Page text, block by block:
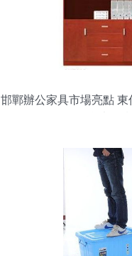
邯鄲辦公家具市場亮點 東